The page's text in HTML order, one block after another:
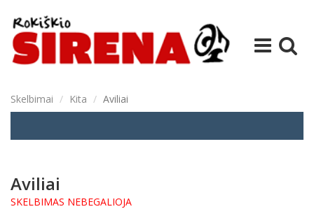
Skelbimai Kita Aviliai
Aviliai
SKELBIMAS NEBEGALIOJA